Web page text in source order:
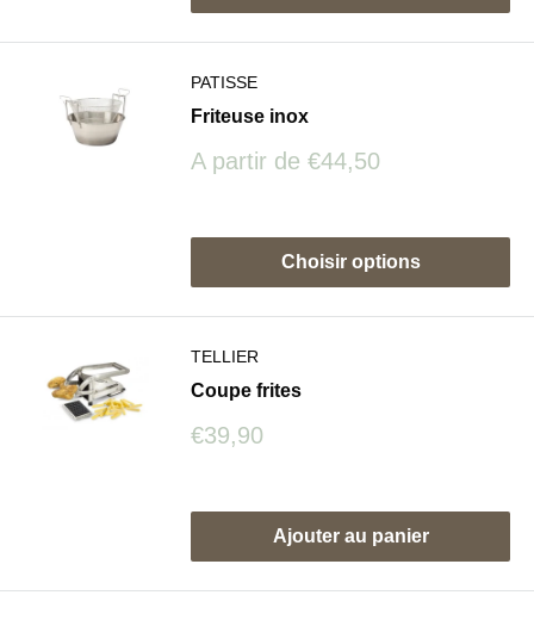
PATISSE
Friteuse inox
Prix
A partir de €44,50
Choisir options
TELLIER
Coupe frites
Prix
€39,90
Ajouter au panier